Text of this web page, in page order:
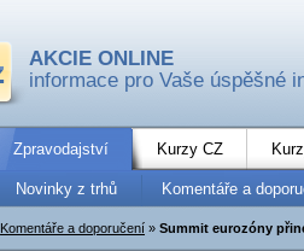
AKCIE ONLINE
informace pro Vaše úspěšné
Zpravodajství Kurzy CZ
Novinky z trhů Komentáře a
Komentáře a doporučení » Summit eurozóny